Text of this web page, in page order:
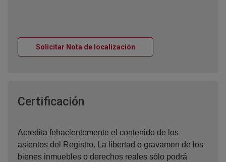
Solicitar Nota de localización
Certificación
Acredita fehacientemente el contenido de los
asientos del Registro. La libertad o gravamen de los
bienes inmuebles o derechos reales sólo podrá